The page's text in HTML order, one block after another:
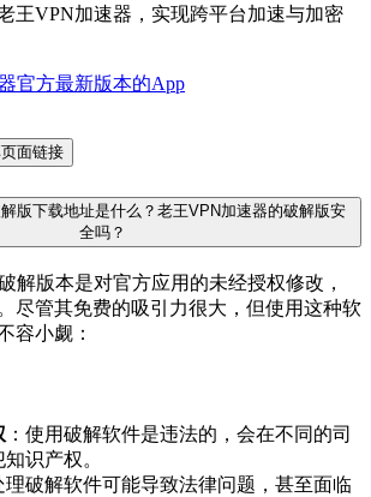
王VPN加速器，实现跨平台加速与加密
官方最新版本的App
面链接
版下载地址是什么？老王VPN加速器的破解版安
全吗？
解版本是对官方应用的未经授权修改，
尽管其免费的吸引力很大，但使用这种软
容小觑：
：使用破解软件是违法的，会在不同的司
识产权。
理破解软件可能导致法律问题，甚至面临